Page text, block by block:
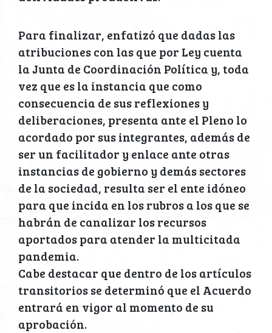
Para finalizar, enfatizó que dadas las
atribuciones con las que por Ley cuenta
la Junta de Coordinación Política y, toda
vez que es la instancia que como
consecuencia de sus reflexiones y
deliberaciones, presenta ante el Pleno lo
acordado por sus integrantes, además de
ser un facilitador y enlace ante otras
instancias de gobierno y demás sectores
de la sociedad, resulta ser el ente idóneo
para que incida en los rubros a los que se
habrán de canalizar los recursos
aportados para atender la multicitada
pandemia.
Cabe destacar que dentro de los artículos
transitorios se determinó que el Acuerdo
entrará en vigor al momento de su
aprobación.